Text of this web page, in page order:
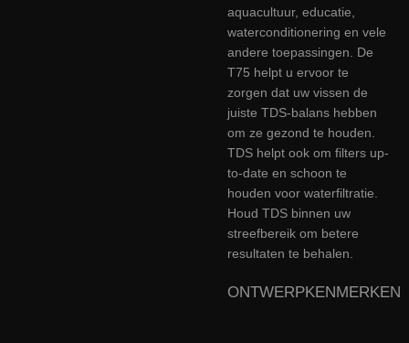
aquacultuur, educatie,
waterconditionering en vele
andere toepassingen. De
T75 helpt u ervoor te
zorgen dat uw vissen de
juiste TDS-balans hebben
om ze gezond te houden.
TDS helpt ook om filters up-
to-date en schoon te
houden voor waterfiltratie.
Houd TDS binnen uw
streefbereik om betere
resultaten te behalen.
ONTWERPKENMERKEN